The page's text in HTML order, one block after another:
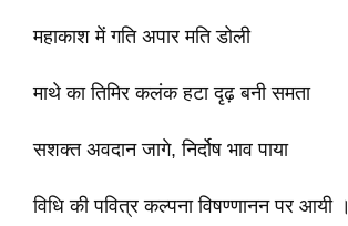
महाकाश में गति अपार मति डोली
माथे का तिमिर कलंक हटा दृढ़ बनी समता
सशक्त अवदान जागे, निर्दोष भाव पाया
विधि की पवित्र कल्पना विषण्णानन पर आयी ।